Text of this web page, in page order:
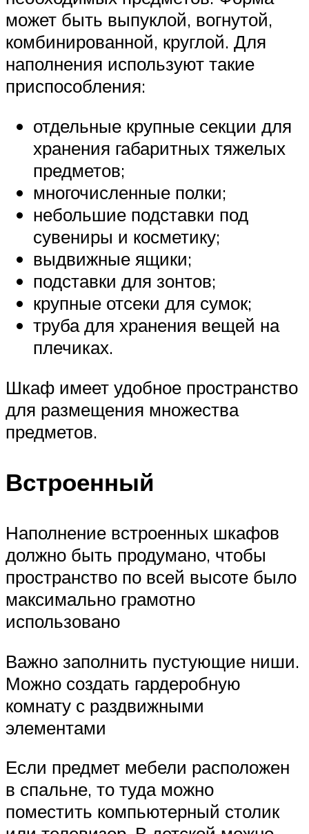
может быть выпуклой, вогнутой,
комбинированной, круглой. Для
наполнения используют такие
приспособления:
отдельные крупные секции для
хранения габаритных тяжелых
предметов;
многочисленные полки;
небольшие подставки под
сувениры и косметику;
выдвижные ящики;
подставки для зонтов;
крупные отсеки для сумок;
труба для хранения вещей на
плечиках.
Шкаф имеет удобное пространство
для размещения множества
предметов.
Встроенный
Наполнение встроенных шкафов
должно быть продумано, чтобы
пространство по всей высоте было
максимально грамотно
использовано
Важно заполнить пустующие ниши.
Можно создать гардеробную
комнату с раздвижными
элементами
Если предмет мебели расположен
в спальне, то туда можно
поместить компьютерный столик